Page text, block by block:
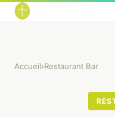
Accueil›Restaurant Bar